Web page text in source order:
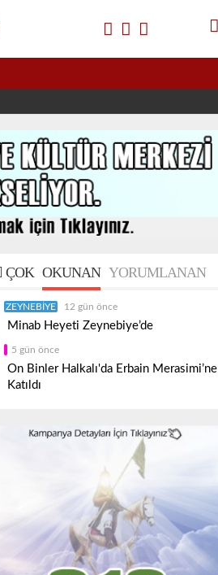
ÇOK OKUNAN YORUMLANAN
ZEYNEBIYE 12 gün önce
Minab Heyeti Zeynebiye’de
5 gün önce
On Binler Halkalı'da Erbain Merasimi’ne
Katıldı